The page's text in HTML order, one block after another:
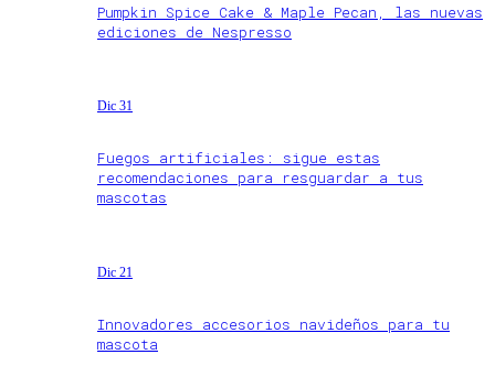
Pumpkin Spice Cake & Maple Pecan, las nuevas
ediciones de Nespresso
Dic 31
Fuegos artificiales: sigue estas
recomendaciones para resguardar a tus
mascotas
Dic 21
Innovadores accesorios navideños para tu
mascota